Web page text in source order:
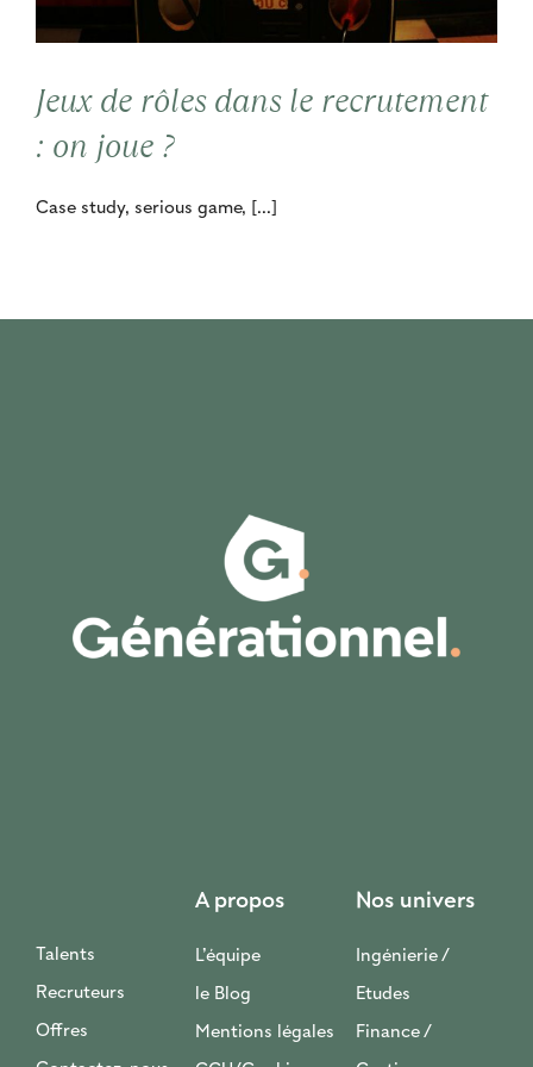
Contact
Cooptation
Jeux de rôles dans le recrutement
: on joue ?
Case study, serious game, [...]
Talents
Recruteurs
Offres
A propos
L’équipe
le Blog
Mentions légales
Nos univers
Ingénierie /
Etudes
Finance /